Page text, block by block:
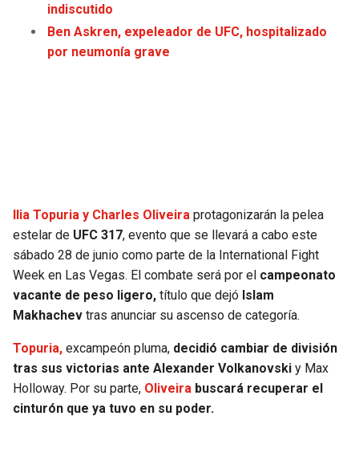
JAGUARS
TITANS
COMMANDERS
CARDINALS
49ERS
SEAHAWKS
WIZARDS
WARRIORS
KINGS
MAVERICKS
GRIZZLIES
PELICANS
indiscutido
Ben Askren, expeleador de UFC, hospitalizado
por neumonía grave
Ilia Topuria y Charles Oliveira protagonizarán la pelea
estelar de UFC 317, evento que se llevará a cabo este
sábado 28 de junio como parte de la International Fight
Week en Las Vegas. El combate será por el campeonato
vacante de peso ligero, título que dejó Islam
Makhachev tras anunciar su ascenso de categoría.
Topuria, excampeón pluma, decidió cambiar de división
tras sus victorias ante Alexander Volkanovski y Max
Holloway. Por su parte, Oliveira buscará recuperar el
cinturón que ya tuvo en su poder.